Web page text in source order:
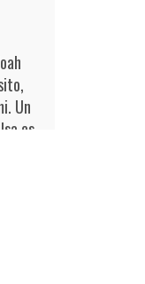
Un
es